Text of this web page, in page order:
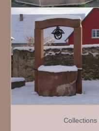
Collections